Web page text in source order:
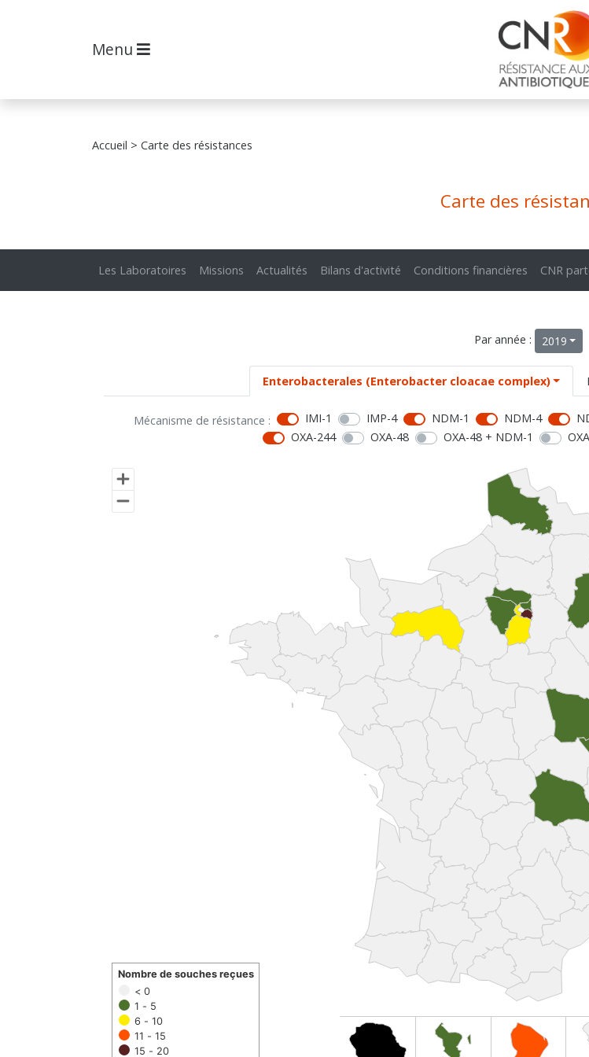
Menu
Accueil > Carte des résistances
Carte des
Les Laboratoires Missions Actualités Bilans d'activité Conditions financières CNR
Par année : 2019
Enterobacterales (Enterobacter cloacae complex)
Mécanisme de résistance : IMI-1 IMP-4 NDM-1 NDM-4
OXA-244
OXA-48 OXA-48 + NDM-1
< 0
1 - 5
6 - 10
11 - 15
15 - 20
Nombre de souches reçues